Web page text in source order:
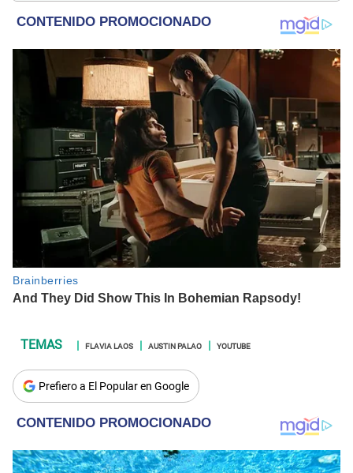
FLAVIA LAOS AUSTIN PALAO YOUTUBE
Prefiero a El Popular en Google